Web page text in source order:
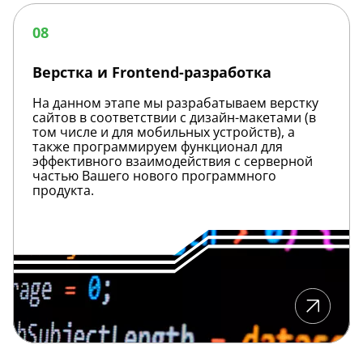
Верстка
и
Frontend-
08
Верстка и Frontend-разработка
На данном этапе мы разрабатываем верстку
сайтов в соответствии с дизайн-макетами (в
том числе и для мобильных устройств), а
также программируем функционал для
эффективного взаимодействия с серверной
частью Вашего нового программного
продукта.